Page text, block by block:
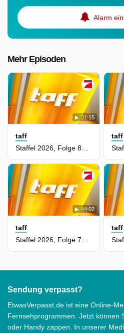
Alarm
Mehr Episoden
31:15
taff
Staffel 2026, Folge 80 - Mallorca-Opening: So wild startet die Saison
taff
44:02
taff
taff
Sendung verpasst?
EtwasVerpasst.de ist eine Online-
Fernsehprogrammen. Jetzt können
oder Handy zappen. In unserer